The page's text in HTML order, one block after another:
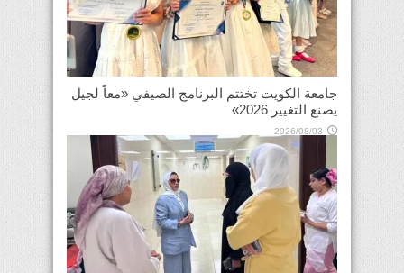
جامعة الكويت تختتم البرنامج الصيفي «معاً لجيل
يصنع التغيير 2026»
2026/08/03